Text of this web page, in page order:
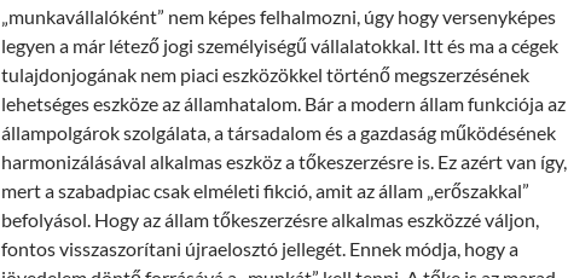
„munkavállalóként” nem képes felhalmozni, úgy hogy versenyképes
legyen a már létező jogi személyiségű vállalatokkal. Itt és ma a cégek
tulajdonjogának nem piaci eszközökkel történő megszerzésének
lehetséges eszköze az államhatalom. Bár a modern állam funkciója az
állampolgárok szolgálata, a társadalom és a gazdaság működésének
harmonizálásával alkalmas eszköz a tőkeszerzésre is. Ez azért van így,
mert a szabadpiac csak elméleti fikció, amit az állam „erőszakkal”
befolyásol. Hogy az állam tőkeszerzésre alkalmas eszközzé váljon,
fontos visszaszorítani újraelosztó jellegét. Ennek módja, hogy a